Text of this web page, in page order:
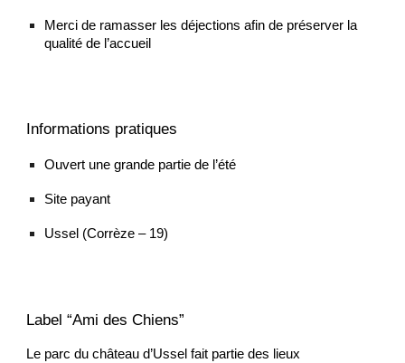
Merci de ramasser les déjections afin de préserver la
qualité de l’accueil
Informations pratiques
Ouvert une grande partie de l’été
Site payant
Ussel (Corrèze – 19)
Label “Ami des Chiens”
Le parc du château d’Ussel fait partie des lieux